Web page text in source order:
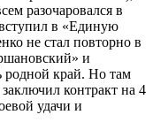
разочаровался в
в «Единую
не стал повторно в
и
родной край. Но там
контракт на 4
удачи и